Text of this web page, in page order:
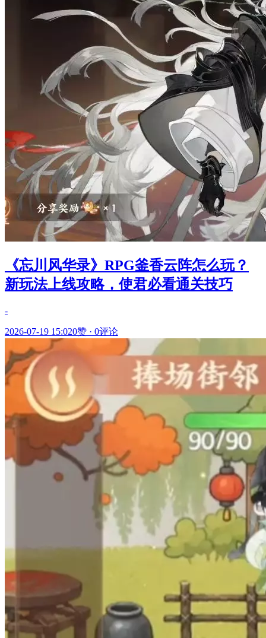
《忘川风华录》RPG釜香云阵怎么玩？
新玩法上线攻略，使君必看通关技巧
-
2026-07-19 15:020赞 · 0评论